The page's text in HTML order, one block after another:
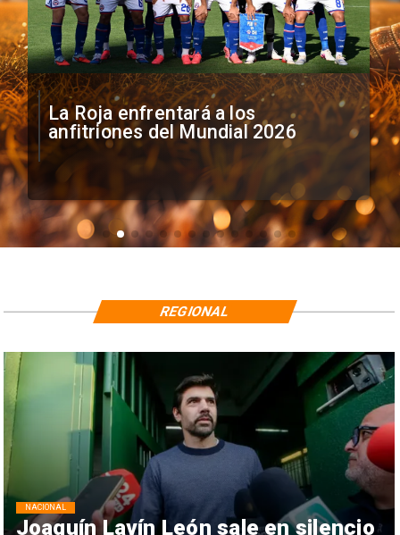
La Roja enfrentará a los
anfitriones del Mundial 2026
Joaquín Lavín León sale en silencio
NACIONAL
REGIONAL